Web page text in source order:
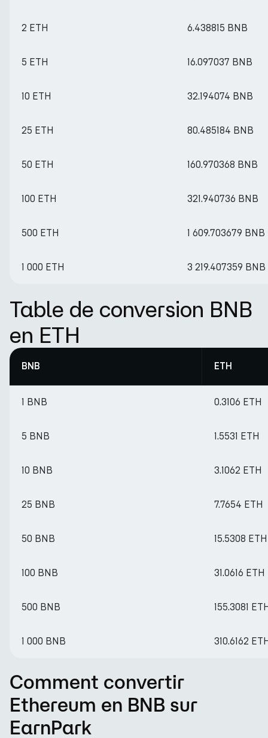
2 ETH 6.438815 BNB
5 ETH 16.097037 BNB
10 ETH 32.194074 BNB
25 ETH 80.485184 BNB
50 ETH 160.970368 BNB
100 ETH 321.940736 BNB
500 ETH 1 609.703679 BNB
1 000 ETH 3 219.407359 BNB
Table de conversion BNB
en ETH
BNB ETH
1 BNB 0.3106 ETH
5 BNB 1.5531 ETH
10 BNB 3.1062 ETH
25 BNB 7.7654 ETH
50 BNB 15.5308 ETH
100 BNB 31.0616 ETH
500 BNB 155.3081
1 000 BNB 310.6162
Comment convertir
Ethereum en BNB sur
EarnPark